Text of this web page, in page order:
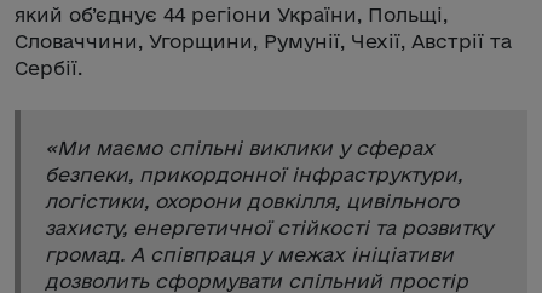
який об’єднує 44 регіони України, Польщі,
Словаччини, Угорщини, Румунії, Чехії, Австрії та
Сербії.
«Ми маємо спільні виклики у сферах
безпеки, прикордонної інфраструктури,
логістики, охорони довкілля, цивільного
захисту, енергетичної стійкості та розвитку
громад. А співпраця у межах ініціативи
дозволить сформувати спільний простір